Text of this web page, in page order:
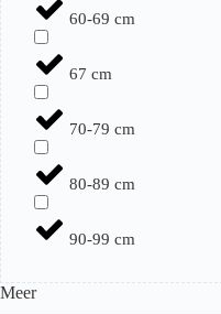
60-69 cm
67 cm
70-79 cm
80-89 cm
90-99 cm
Meer